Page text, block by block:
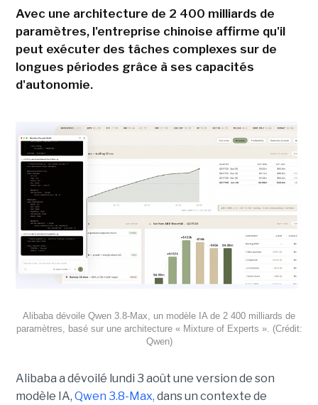
Avec une architecture de 2 400 milliards de
paramètres, l'entreprise chinoise affirme qu'il
peut exécuter des tâches complexes sur de
longues périodes grâce à ses capacités
d'autonomie.
Alibaba dévoile Qwen 3.8-Max, un modèle IA de 2 400 milliards de
paramètres, basé sur une architecture « Mixture of Experts ». (Crédit:
Qwen)
Alibaba a dévoilé lundi 3 août une version de son
modèle IA, Qwen 3.8-Max, dans un contexte de